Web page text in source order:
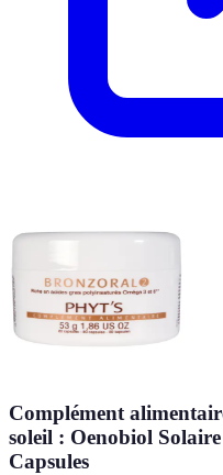
Complément
soleil : Oenobiol
Capsules